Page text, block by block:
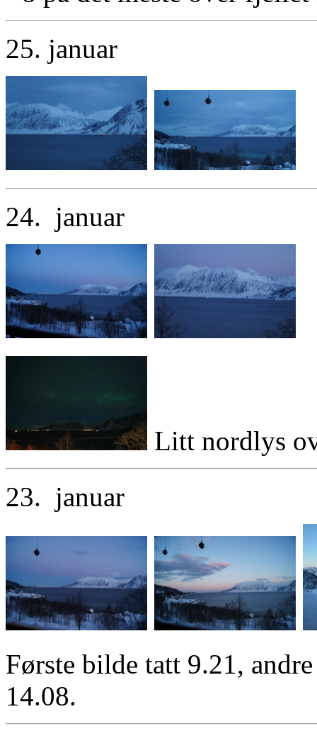
25. januar
24. januar
Litt nordlys
23. januar
Første bilde tatt 9.21,
14.08.